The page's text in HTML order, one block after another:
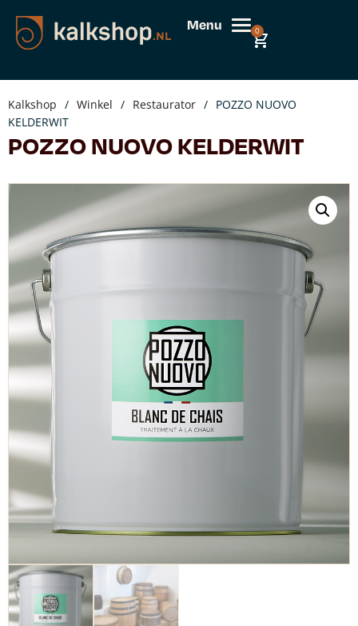
Menu 0
Kalkshop / Winkel / Restaurator / POZZO NUOVO
KELDERWIT
POZZO NUOVO KELDERWIT